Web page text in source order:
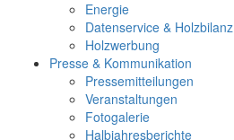
Energie
Datenservice & Holzbilanz
Holzwerbung
Presse & Kommunikation
Pressemitteilungen
Veranstaltungen
Fotogalerie
Halbjahresberichte